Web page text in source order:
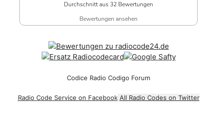
Durchschnitt aus 32 Bewertungen
Bewertungen ansehen
Codice Radio Codigo Forum
Radio Code Service on Facebook All Radio Codes on Twitter